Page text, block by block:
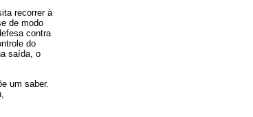
recorrer à
de modo
contra
do
saída, o
um saber.